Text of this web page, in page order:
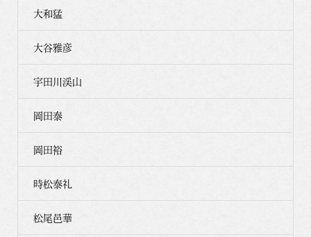
大和猛
大谷雅彦
宇田川渓山
岡田泰
岡田裕
時松泰礼
松尾邑華